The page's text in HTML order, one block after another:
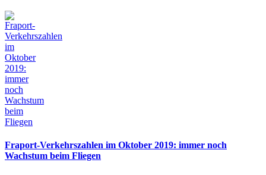
Fraport-Verkehrszahlen im Oktober 2019: immer noch
Wachstum beim Fliegen